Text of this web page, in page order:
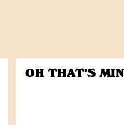
OH THAT’S
TIL TILGÆNGELIGHED.